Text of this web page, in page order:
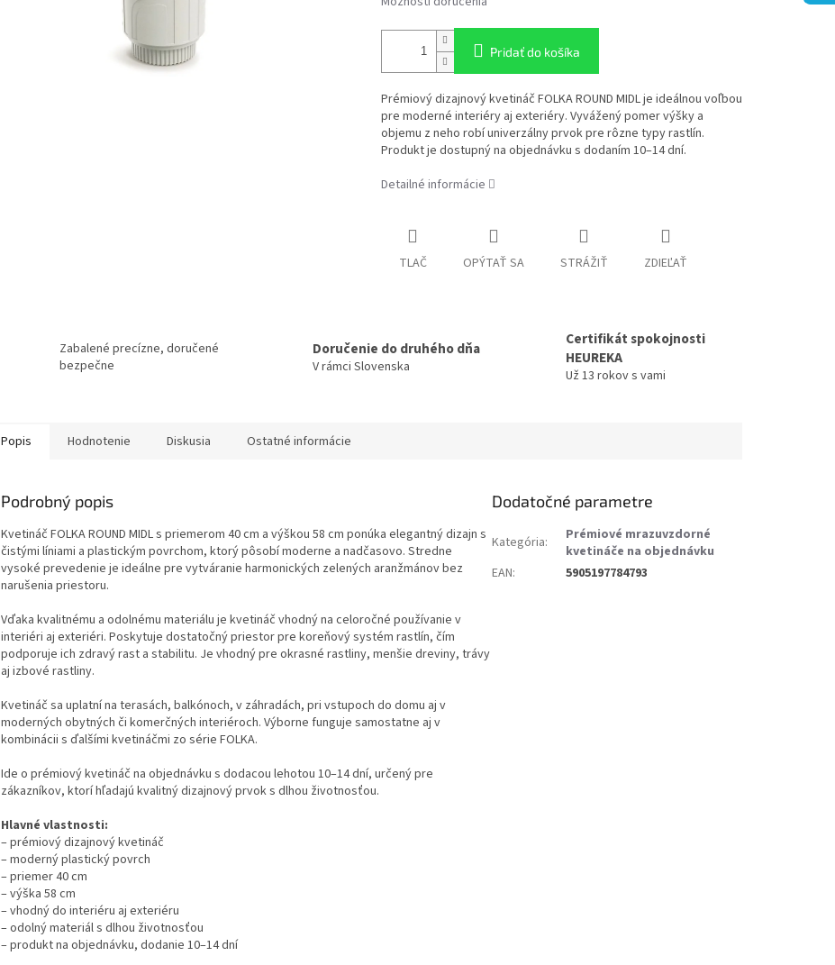
Pridať do košíka
Prémiový dizajnový kvetináč FOLKA ROUND MIDL je ideálnou voľbou
pre moderné interiéry aj exteriéry. Vyvážený pomer výšky a
objemu z neho robí univerzálny prvok pre rôzne typy rastlín.
Produkt je dostupný na objednávku s dodaním 10–14 dní.
Detailné informácie
TLAČ OPÝTAŤ SA STRÁŽIŤ ZDIEĽAŤ
Zabalené precízne, doručené
bezpečne
Doručenie do druhého dňa
V rámci Slovenska
Certifikát spokojnosti
HEUREKA
Už 13 rokov s vami
Popis Hodnotenie Diskusia Ostatné informácie
Podrobný popis
Kvetináč FOLKA ROUND MIDL s priemerom 40 cm a výškou 58 cm ponúka elegantný dizajn s
čistými líniami a plastickým povrchom, ktorý pôsobí moderne a nadčasovo. Stredne
vysoké prevedenie je ideálne pre vytváranie harmonických zelených aranžmánov bez
narušenia priestoru.
Vďaka kvalitnému a odolnému materiálu je kvetináč vhodný na celoročné používanie v
interiéri aj exteriéri. Poskytuje dostatočný priestor pre koreňový systém rastlín, čím
podporuje ich zdravý rast a stabilitu. Je vhodný pre okrasné rastliny, menšie dreviny, trávy
aj izbové rastliny.
Kvetináč sa uplatní na terasách, balkónoch, v záhradách, pri vstupoch do domu aj v
moderných obytných či komerčných interiéroch. Výborne funguje samostatne aj v
kombinácii s ďalšími kvetináčmi zo série FOLKA.
Ide o prémiový kvetináč na objednávku s dodacou lehotou 10–14 dní, určený pre
zákazníkov, ktorí hľadajú kvalitný dizajnový prvok s dlhou životnosťou.
Hlavné vlastnosti:
– prémiový dizajnový kvetináč
– moderný plastický povrch
– priemer 40 cm
– výška 58 cm
– vhodný do interiéru aj exteriéru
– odolný materiál s dlhou životnosťou
– produkt na objednávku, dodanie 10–14 dní
Dodatočné parametre
Kategória:
Prémiové mrazuvzdorné
kvetináče na objednávku
EAN: 5905197784793